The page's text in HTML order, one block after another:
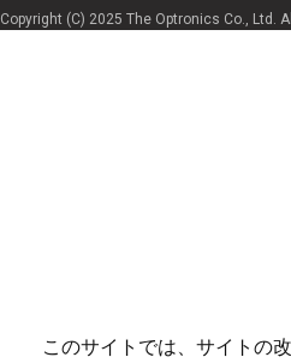
このサイトでは、サイトの
Copyright (C) 2025 The Optronics Co., Ltd.